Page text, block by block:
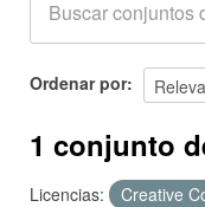
Ordenar por
1 conjunto
Licencias: Creative